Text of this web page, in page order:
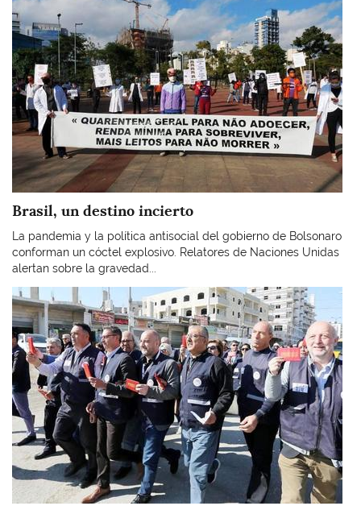
Brasil, un destino incierto
La pandemia y la política antisocial del gobierno de Bolsonaro
conforman un cóctel explosivo. Relatores de Naciones Unidas
alertan sobre la gravedad...
Imagen